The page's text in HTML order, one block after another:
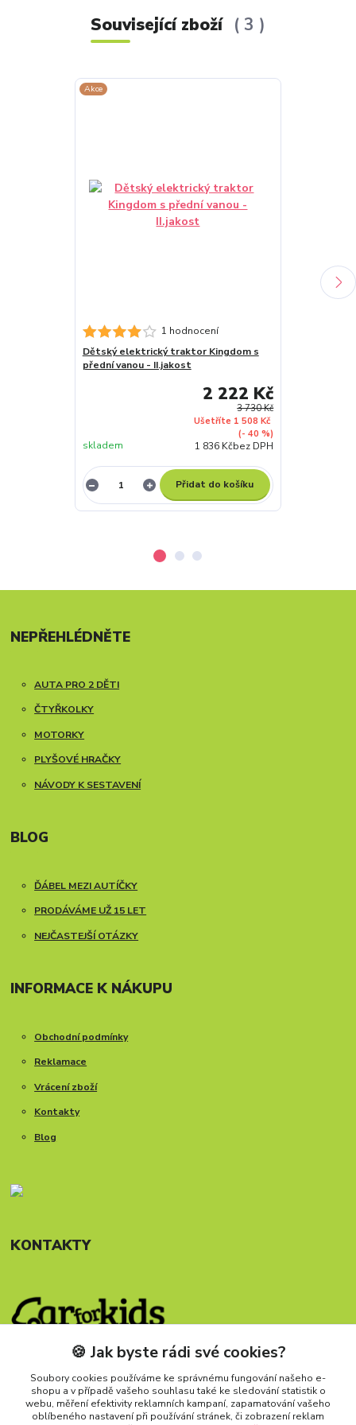
Související zboží 3
Akce
1 hodnocení
Dětský elektrický traktor Kingdom s
přední vanou - II.jakost
3 730 Kč
Ušetříte 1 508 Kč
(- 40 %)
2 222 Kč
1 836 Kčbez DPH
skladem
Přidat do košíku
NEPŘEHLÉDNĚTE
AUTA PRO 2 DĚTI
ČTYŘKOLKY
MOTORKY
PLYŠOVÉ HRAČKY
NÁVODY K SESTAVENÍ
BLOG
ĎÁBEL MEZI AUTÍČKY
PRODÁVÁME UŽ 15 LET
NEJČASTEJŠÍ OTÁZKY
INFORMACE K NÁKUPU
Obchodní podmínky
Reklamace
Vrácení zboží
Kontakty
Blog
KONTAKTY
Telefon: +420 777 288 882
Provozní doba Po-Pá, 8-15:30 hod.
info@carforkids.cz
🍪 Jak byste rádi své cookies?
Soubory cookies používáme ke správnému fungování našeho e-
shopu a v případě vašeho souhlasu také ke sledování statistik o
webu, měření efektivity reklamních kampaní, zapamatování vašeho
oblíbeného nastavení při používání stránek, či zobrazení reklam